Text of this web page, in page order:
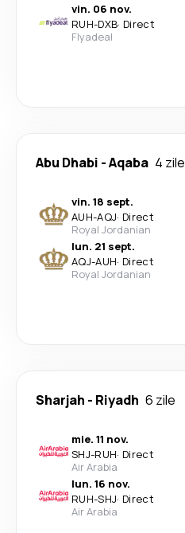
vin. 06 nov.
RUH-DXB· Direct
Flyadeal
Abu Dhabi -Aqaba 4 zile
vin. 18 sept.
AUH-AQJ· Direct
Royal Jordanian
lun. 21 sept.
AQJ-AUH· Direct
Royal Jordanian
Sharjah - Riyadh 6 zile
mie. 11 nov.
SHJ-RUH· Direct
Air Arabia
lun. 16 nov.
RUH-SHJ· Direct
Air Arabia